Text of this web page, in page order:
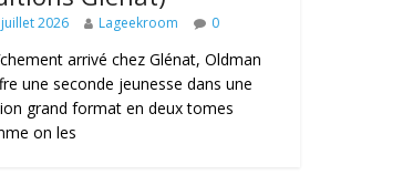
2026 Lageekroom 0
arrivé chez Glénat, Oldman
une seconde jeunesse dans une
grand format en deux tomes
on les